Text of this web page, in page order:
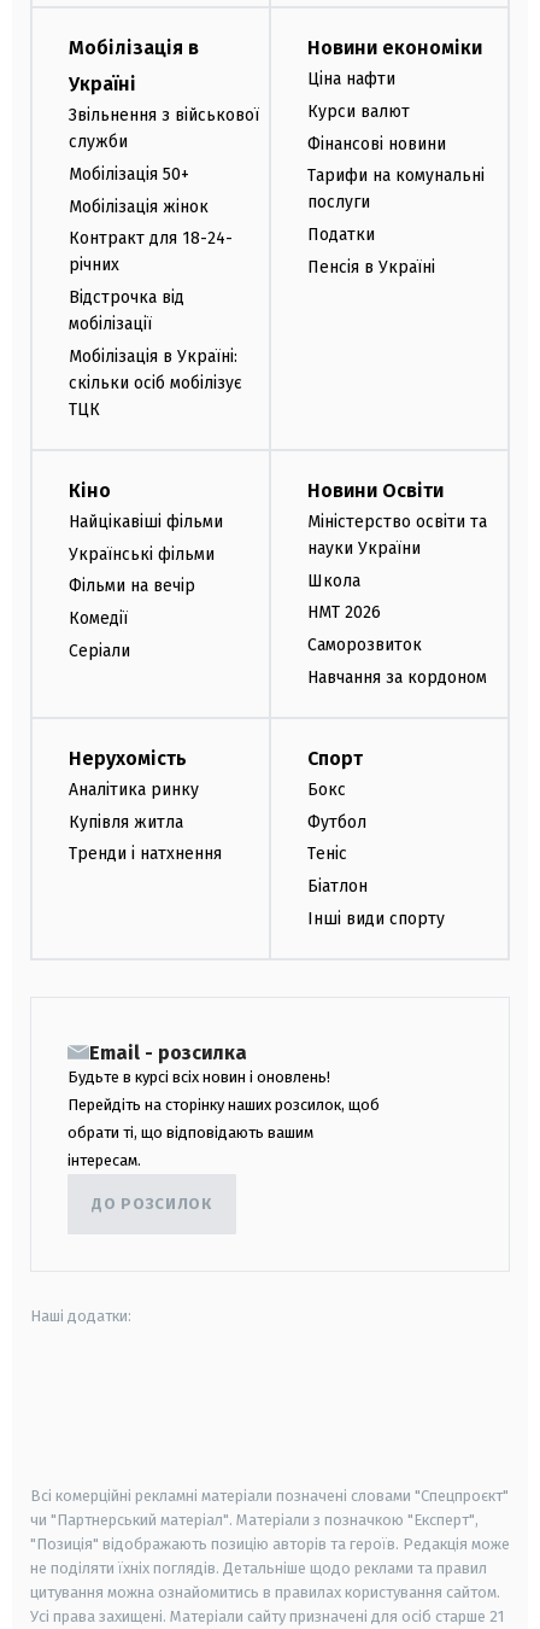
Мобілізація в
Україні
Звільнення з військової
служби
Мобілізація 50+
Мобілізація жінок
Контракт для 18-24-
річних
Відстрочка від
мобілізації
Мобілізація в Україні:
скільки осіб мобілізує
ТЦК
Новини економіки
Ціна нафти
Курси валют
Фінансові новини
Тарифи на комунальні
послуги
Податки
Пенсія в Україні
Кіно
Найцікавіші фільми
Українські фільми
Фільми на вечір
Комедії
Серіали
Новини Освіти
Міністерство освіти та
науки України
Школа
НМТ 2026
Саморозвиток
Навчання за кордоном
Нерухомість
Аналітика ринку
Купівля житла
Тренди і натхнення
Спорт
Бокс
Футбол
Теніс
Біатлон
Інші види спорту
Email - розсилка
Будьте в курсі всіх новин і оновлень!
Перейдіть на сторінку наших розсилок, щоб
обрати ті, що відповідають вашим
інтересам.
ДО РОЗСИЛОК
Наші додатки:
Всі комерційні рекламні матеріали позначені словами "Спецпроєкт"
чи "Партнерський матеріал". Матеріали з позначкою "Експерт",
"Позиція" відображають позицію авторів та героїв. Редакція може
не поділяти їхніх поглядів. Детальніше щодо реклами та правил
цитування можна ознайомитись в правилах користування сайтом.
Усі права захищені. Матеріали сайту призначені для осіб старше 21